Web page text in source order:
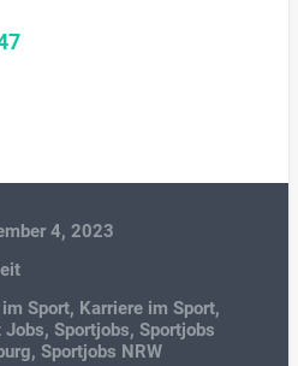
4, 2023
Sport, Karriere im Sport,
Jobs,Sportjobs,Sportjobs
,Sportjobs NRW